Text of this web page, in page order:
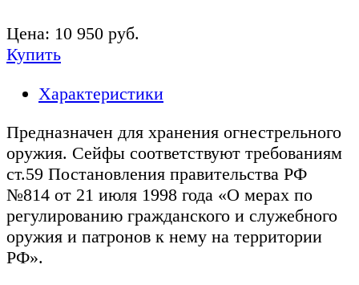
Цена: 10 950 руб.
Купить
Характеристики
Предназначен для хранения огнестрельного
оружия. Сейфы соответствуют требованиям
ст.59 Постановления правительства РФ
№814 от 21 июля 1998 года «О мерах по
регулированию гражданского и служебного
оружия и патронов к нему на территории
РФ».